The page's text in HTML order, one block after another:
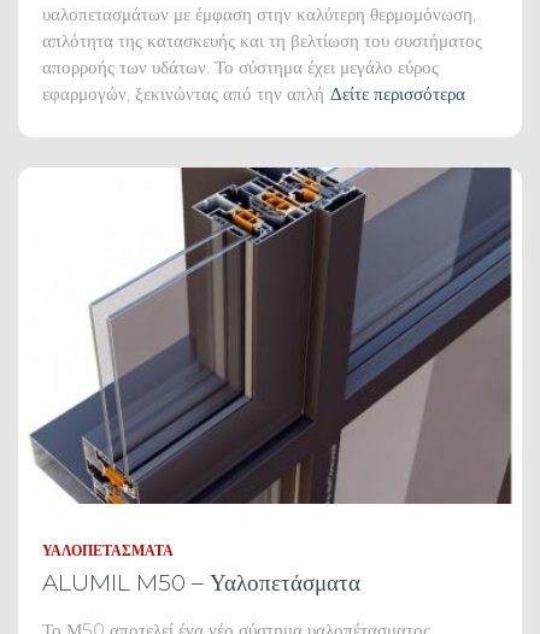
υαλοπετασμάτων με έμφαση στην καλύτερη θερμομόνωση,
απλότητα της κατασκευής και τη βελτίωση του συστήματος
απορροής των υδάτων. Το σύστημα έχει μεγάλο εύρος
εφαρμογών, ξεκινώντας από την απλή Δείτε περισσότερα
ΥΑΛΟΠΕΤΆΣΜΑΤΑ
ALUMIL M50 – Υαλοπετάσματα
Το Μ50 αποτελεί ένα νέο σύστημα υαλοπέτασματος